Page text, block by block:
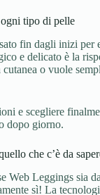
ogni tipo di pelle
fin dagli inizi per
e delicato è la
o vuole
e scegliere
dopo giorno.
che c’è da
Web Leggings sia
sì! La